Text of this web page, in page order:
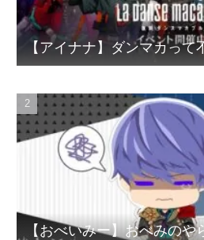
【アイナナ】ダンマカって
【おべいみー】おべみのや